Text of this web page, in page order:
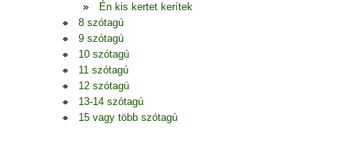
Én kis kertet kerítek
8 szótagú
9 szótagú
10 szótagú
11 szótagú
12 szótagú
13-14 szótagú
15 vagy több szótagú